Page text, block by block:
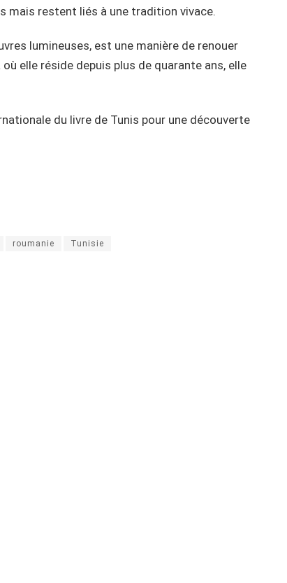
mais restent liés à une tradition vivace.
lumineuses, est une manière de renouer
elle réside depuis plus de quarante ans, elle
du livre de Tunis pour une découverte
roumanie Tunisie